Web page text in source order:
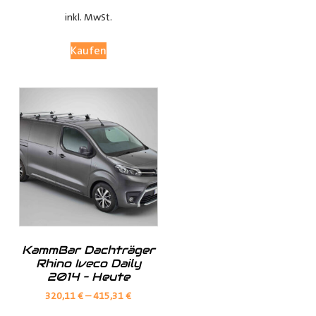
(je nach Fahrzeugmodell, sind nur die jeweils möglichen
Fensterteile:
Ø Fensterloser Laderaum = Im Laderaum sind keine
Fenster vorhanden
Ø Fenster im Laderaum = Es sind Fenster in der
Schiebtür(en) und in der Heckklappe / Hecktüren, diese
Verkleidungsteile werden dann nicht mitgeliefert
inkl. MwSt.
Kaufen
KammBar Dachträger
Rhino Iveco Daily
2014 – Heute
320,11€–415,31€